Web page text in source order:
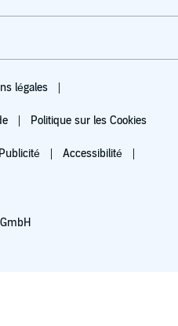
légales
Politique sur les Cookies
Accessibilité